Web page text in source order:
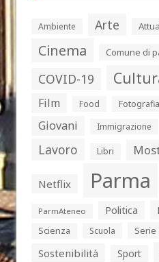
Ambiente Arte
Cinema Comune di
COVID-19
Film Food Fotografia
Giovani Immigrazione
Lavoro Libri
Netflix Parma
ParmAteneo Politica
Scienza
Scuola Serie
Sostenibilità Sport